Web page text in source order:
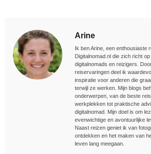
Arine
Ik ben Arine, een enthousiaste
Digitalnomad.nl die zich richt
digitalnomads en reizigers.
reiservaringen deel ik
inspiratie voor anderen die
terwijl ze werken. Mijn blogs
onderwerpen, van de beste
werkplekken tot praktische
digitalnomad. Mijn doel is om
evenwichtige en avontuurlijke
Naast reizen geniet ik van
ontdekken en het maken van
leven lang meegaan.